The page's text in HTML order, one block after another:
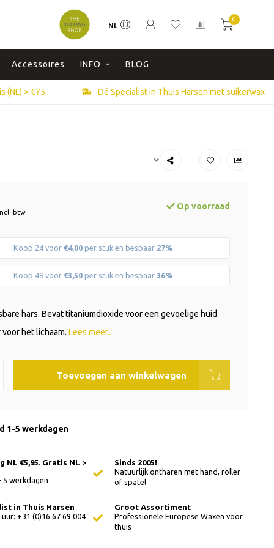
NL
0
Accessoires INFO BLOG
(NL) > €75 Dé Specialist in Thuis Harsen met suikerwax
btw
Op voorraad
Koop 24 voor €4,00 per stuk en bespaar 27%
Koop 48 voor €3,50 per stuk en bespaar36%
hars. Bevat titaniumdioxide voor een gevoelige huid.
het lichaam. Lees meer..
Toevoegen aan winkelwagen
1-5 werkdagen
NL €5,95. Gratis NL >
5 werkdagen
Sinds 2005!
Natuurlijk ontharen met hand, roller
of spatel
in Thuis Harsen
+31 (0)16 67 69 004
Groot Assortiment
Professionele Europese Waxen voor
thuis